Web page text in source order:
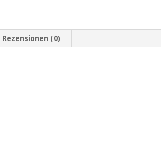
Rezensionen (0)